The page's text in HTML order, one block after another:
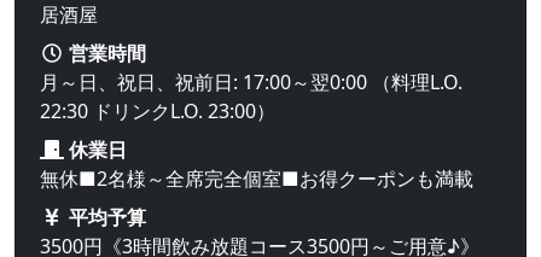
居酒屋
営業時間
月～日、祝日、祝前日: 17:00～翌0:00 （料理L.O.
22:30 ドリンクL.O. 23:00）
休業日
無休■2名様～全席完全個室■お得クーポンも満載
平均予算
3500円《3時間飲み放題コース3500円～ご用意♪》